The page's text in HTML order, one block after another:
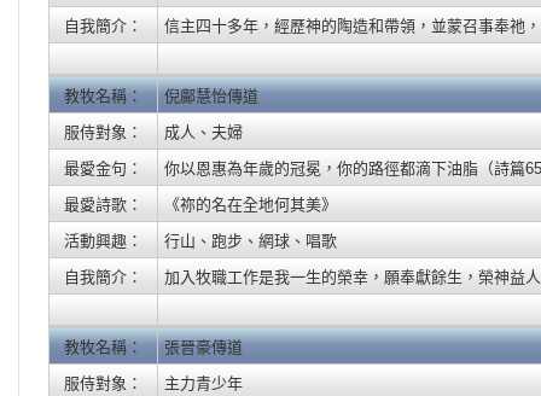
自我簡介：
信主四十多年，經歷神的陶造和帶領，並蒙召事奉祂
教牧名稱：
倪鄺慧怡傳道
服侍對象：
成人、夫婦
最愛金句：
你以恩惠為年歲的冠冕，你的路徑都滴下油脂（詩篇
最愛詩歌：
《祢的名在全地何其美》
活動興趣：
行山、跑步、網球、唱歌
自我簡介：
加入牧職工作是我一生的榮幸，願奉獻餘生，榮神益
教牧名稱：
張晉豪傳道
服侍對象：
主力青少年